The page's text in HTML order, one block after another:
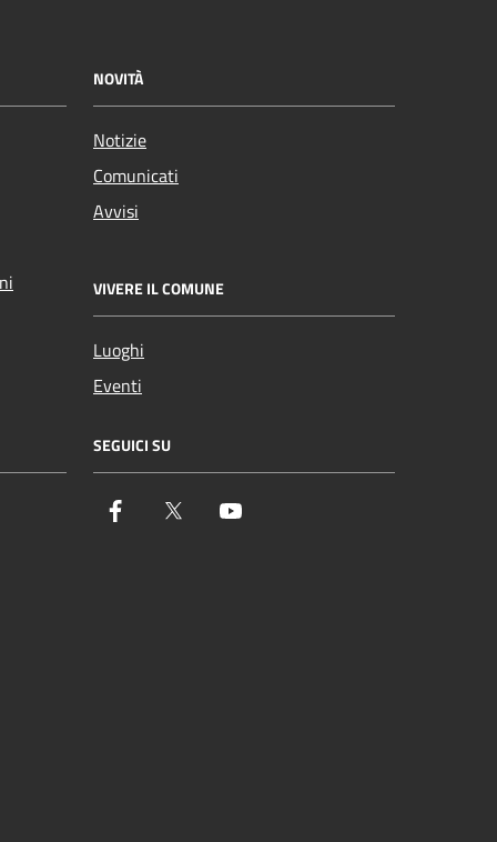
NOVITÀ
Notizie
Comunicati
Avvisi
VIVERE IL COMUNE
Luoghi
Eventi
SEGUICI SU
Facebook Twitter